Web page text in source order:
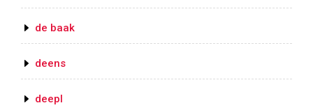
de baak
deens
deepl